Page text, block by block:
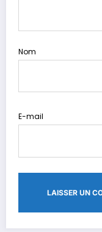
Nom
E-mail